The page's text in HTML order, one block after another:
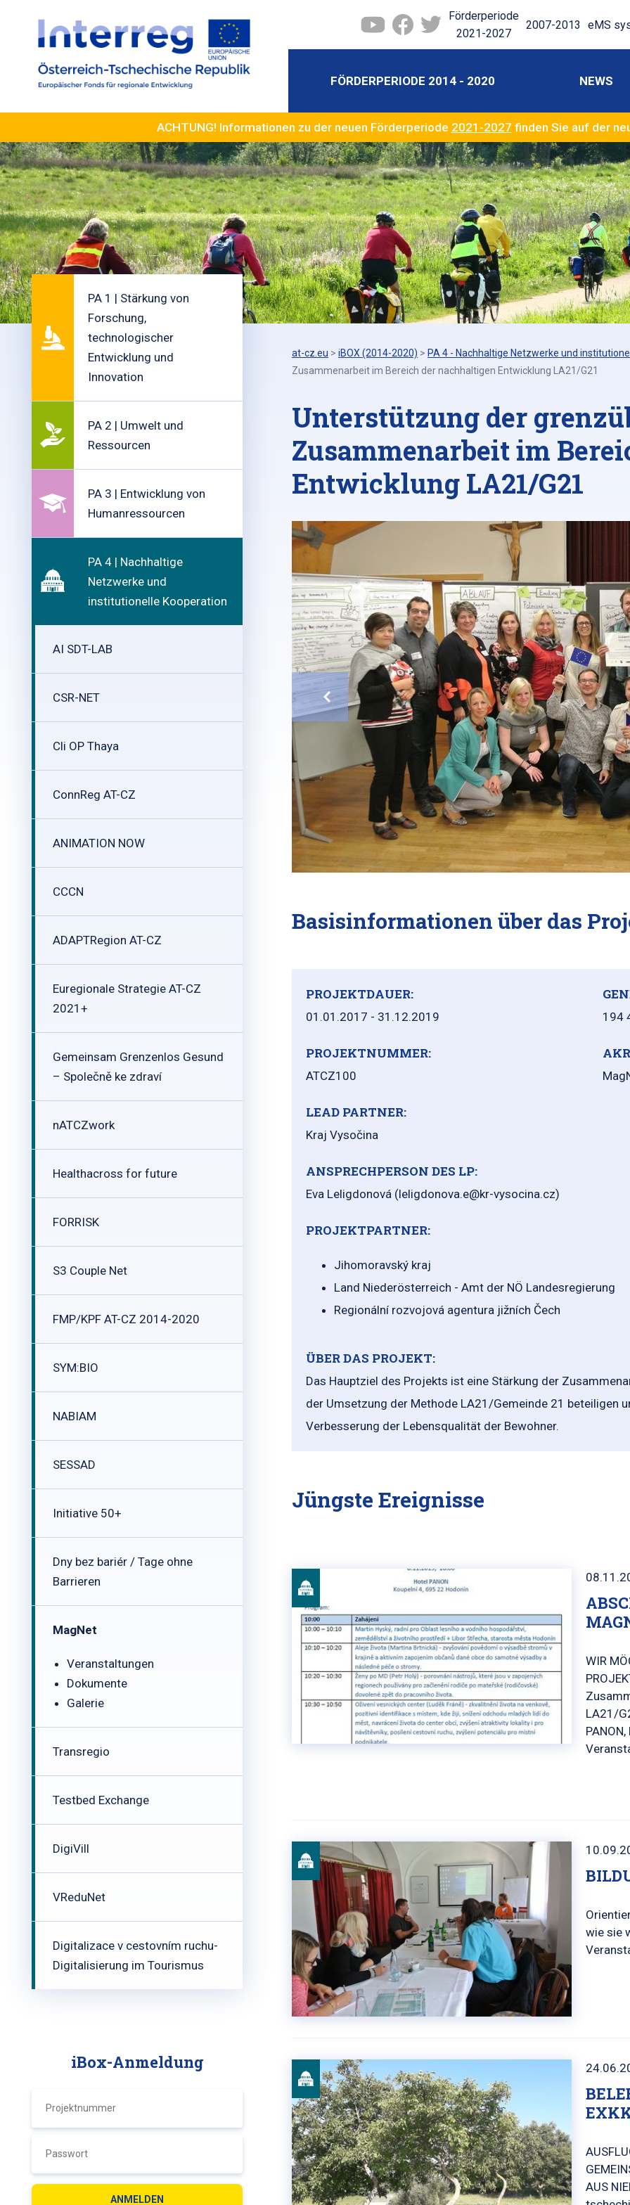
Förderperiode
2021-2027
2007-2013 eMS
FÖRDERPERIODE 2014 - 2020 NEWS
ACHTUNG! Informationen zu der neuen Förderperiode 2021-2027 finden Sie auf der
PA 1 | Stärkung von
Forschung,
technologischer
Entwicklung und
Innovation
PA 2 | Umwelt und
Ressourcen
PA 3 | Entwicklung von
Humanressourcen
PA 4 | Nachhaltige
Netzwerke und
institutionelle Kooperation
AI SDT-LAB
CSR-NET
Cli OP Thaya
ConnReg AT-CZ
ANIMATION NOW
CCCN
ADAPTRegion AT-CZ
Euregionale Strategie AT-CZ
2021+
Gemeinsam Grenzenlos Gesund
– Společně ke zdraví
nATCZwork
Healthacross for future
FORRISK
S3 Couple Net
FMP/KPF AT-CZ 2014-2020
SYM:BIO
NABIAM
SESSAD
Initiative 50+
Dny bez bariér / Tage ohne
Barrieren
MagNet
Veranstaltungen
Dokumente
Galerie
Transregio
Testbed Exchange
DigiVill
VReduNet
Digitalizace v cestovním ruchu-
Digitalisierung im Tourismus
iBox-Anmeldung
at-cz.eu > iBOX (2014-2020) > PA 4 - Nachhaltige Netzwerke und
Zusammenarbeit im Bereich der nachhaltigen Entwicklung LA21/G21
Unterstützung der
Zusammenarbeit im
Entwicklung LA21/G21
Basisinformationen über das
PROJEKTDAUER:
01.01.2017 - 31.12.2019 194
PROJEKTNUMMER:
ATCZ100
LEAD PARTNER:
Kraj Vysočina
ANSPRECHPERSON DES LP:
Eva Leligdonová (leligdonova.e@kr-vysocina.cz)
PROJEKTPARTNER:
Jihomoravský kraj
Land Niederösterreich - Amt der NÖ Landesregierung
Regionální rozvojová agentura jižních Čech
ÜBER DAS PROJEKT:
Das Hauptziel des Projekts ist eine Stärkung der
der Umsetzung der Methode LA21/Gemeinde 21 beteiligen
Verbesserung der Lebensqualität der Bewohner.
Jüngste Ereignisse
WIR
LA21/
wie sie
AUS